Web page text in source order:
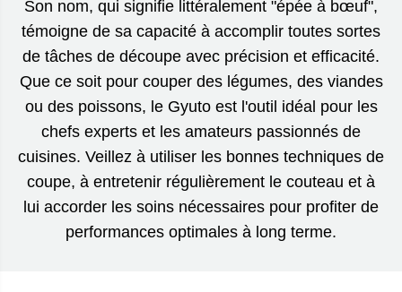
Son nom, qui signifie littéralement "épée à bœuf",
témoigne de sa capacité à accomplir toutes sortes
de tâches de découpe avec précision et efficacité.
Que ce soit pour couper des légumes, des viandes
ou des poissons, le Gyuto est l'outil idéal pour les
chefs experts et les amateurs passionnés de
cuisines. Veillez à utiliser les bonnes techniques de
coupe, à entretenir régulièrement le couteau et à
lui accorder les soins nécessaires pour profiter de
performances optimales à long terme.